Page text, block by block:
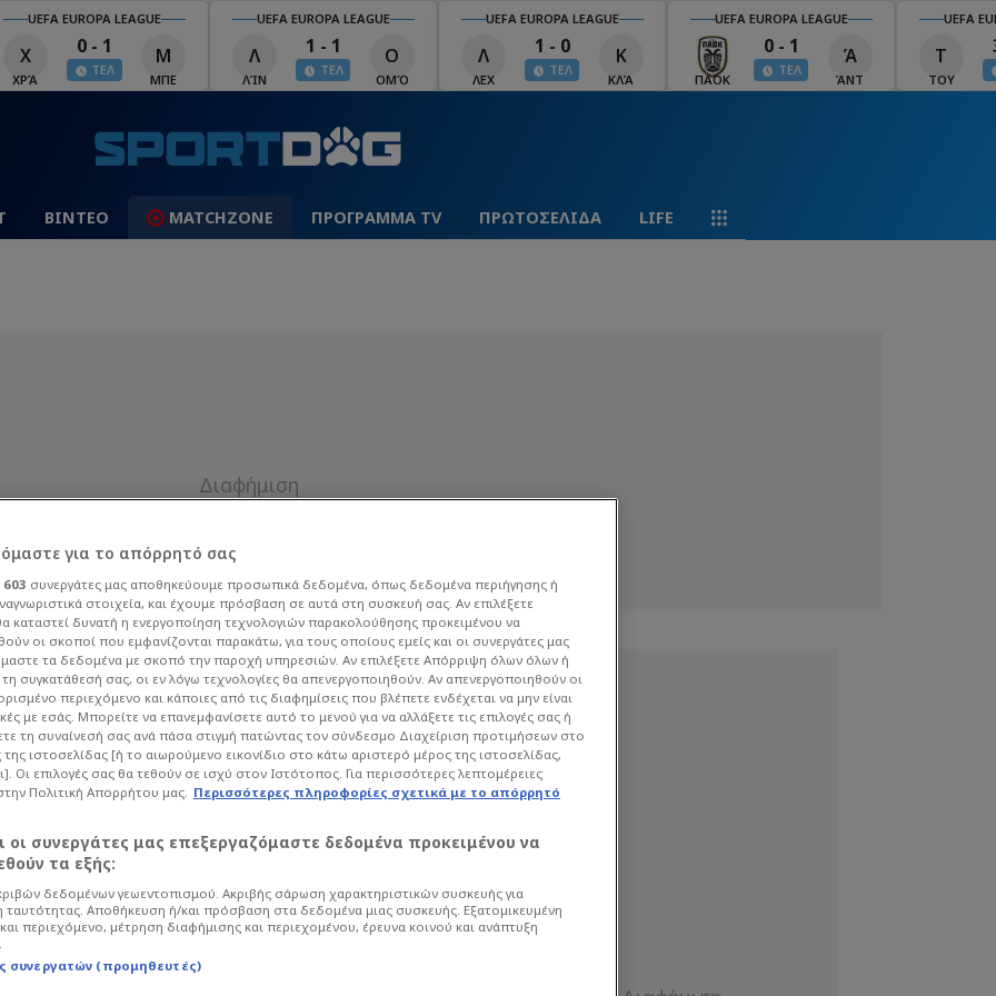
UEFA EUROPA LEAGUE
Χ
ΧΡΆ
0 - 1
ΤΕΛ
Μ
ΜΠΕ
UEFA EUROPA LEAGUE
Λ
ΛΊΝ
1 - 1
ΤΕΛ
Ο
ΟΜΌ
UEFA EUROPA LEAGUE
Λ
ΛΕΧ
1 - 0
ΤΕΛ
Κ
ΚΛΆ
UEFA EUROPA LEAGUE
ΠΑΟΚ
0 - 1
ΤΕΛ
Ά
ΆΝΤ
UEFA
Τ
ΤΟΥ
ΒΙΝΤΕΟ MATCHZONE ΠΡΟΓΡΑΜΜΑ TV ΠΡΩΤΟΣΕΛΙΔΑ LIFE
Βραζιλία ο
χαμό!
Ποδόσφαιρο Υπόλοιπος Κόσμος
Αντσελότι δεν προτίθεται να καλέσει
Βραζιλίας με Γαλλία και Κροατία.
για το απόρρητό σας
603 συνεργάτες μας αποθηκεύουμε προσωπικά δεδομένα, όπως δεδομένα περιήγησης ή
στοιχεία, και έχουμε πρόσβαση σε αυτά στη συσκευή σας. Αν επιλέξετε
καταστεί δυνατή η ενεργοποίηση τεχνολογιών παρακολούθησης προκειμένου να
οι σκοποί που εμφανίζονται παρακάτω, για τους οποίους εμείς και οι συνεργάτες μας
τα δεδομένα με σκοπό την παροχή υπηρεσιών. Αν επιλέξετε Απόρριψη όλων όλων ή
συγκατάθεσή σας, οι εν λόγω τεχνολογίες θα απενεργοποιηθούν. Αν απενεργοποιηθούν οι
περιεχόμενο και κάποιες από τις διαφημίσεις που βλέπετε ενδέχεται να μην είναι
με εσάς. Μπορείτε να επανεμφανίσετε αυτό το μενού για να αλλάξετε τις επιλογές σας ή
τη συναίνεσή σας ανά πάσα στιγμή πατώντας τον σύνδεσμο Διαχείριση προτιμήσεων στο
ιστοσελίδας [ή το αιωρούμενο εικονίδιο στο κάτω αριστερό μέρος της ιστοσελίδας,
Οι επιλογές σας θα τεθούν σε ισχύ στον Ιστότοπος. Για περισσότερες λεπτομέρειες
Πολιτική Απορρήτου μας. Περισσότερες πληροφορίες σχετικά με το απόρρητό
οι συνεργάτες μας επεξεργαζόμαστε δεδομένα προκειμένου να
τα εξής:
δεδομένων γεωεντοπισμού. Ακριβής σάρωση χαρακτηριστικών συσκευής για
ταυτότητας. Αποθήκευση ή/και πρόσβαση στα δεδομένα μιας συσκευής. Εξατομικευμένη
περιεχόμενο, μέτρηση διαφήμισης και περιεχομένου, έρευνα κοινού και ανάπτυξη
συνεργατών (προμηθευτές)